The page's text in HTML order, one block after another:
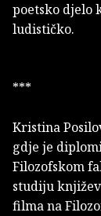
poetsko djelo
ludističko.
***
Kristina
gdje je
Filozofskom
studiju
filma na